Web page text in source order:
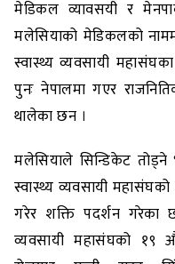
मेडिकल व्यावसयी र
मलेसियाको मेडिकलको
स्वास्थ्य व्यवसायी
पुनः नेपालमा गएर
थालेका छन ।
मलेसियाले सिन्डिकेट
स्वास्थ्य व्यवसायी
गरेर शक्ति पदर्शन गरेका
व्यवसायी महासंघको १९